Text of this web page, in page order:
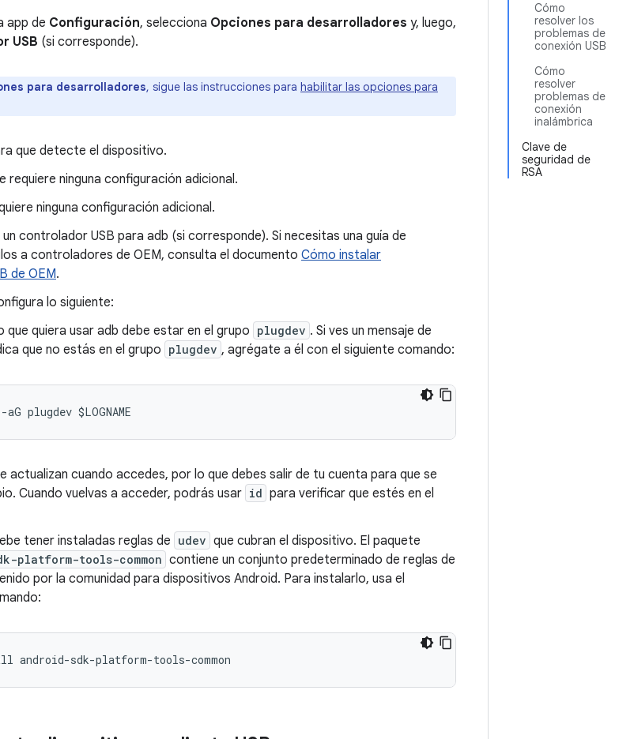
Cómo
resolver los
problemas de
conexión USB
Cómo
resolver
problemas de
conexión
inalámbrica
Clave de
seguridad de
RSA
app de Configuración, selecciona Opciones para desarrolladores y, luego,
USB (si corresponde).
para desarrolladores, sigue las instrucciones para habilitar las opciones para
que detecte el dispositivo.
requiere ninguna configuración adicional.
ninguna configuración adicional.
un controlador USB para adb (si corresponde). Si necesitas una guía de
a controladores de OEM, consulta el documento Cómo instalar
de OEM.
lo siguiente:
que quiera usar adb debe estar en el grupo plugdev . Si ves un mensaje de
que no estás en el grupo plugdev , agrégate a él con el siguiente comando:
actualizan cuando accedes, por lo que debes salir de tu cuenta para que se
Cuando vuelvas a acceder, podrás usar id para verificar que estés en el
tener instaladas reglas de udev que cubran el dispositivo. El paquete
platform-tools-common contiene un conjunto predeterminado de reglas de
por la comunidad para dispositivos Android. Para instalarlo, usa el